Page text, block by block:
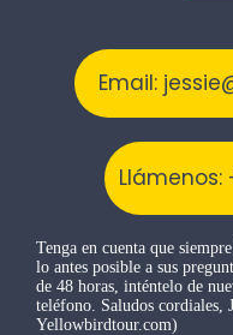
Email:
Llámenos:
Tenga en cuenta que
lo antes posible a sus
de 48 horas, inténtelo de
teléfono. Saludos cordiales,
Yellowbirdtour.com)